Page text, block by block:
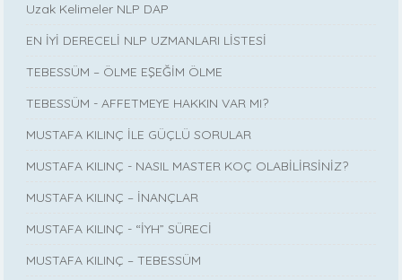
Uzak Kelimeler NLP DAP
EN İYİ DERECELİ NLP UZMANLARI LİSTESİ
TEBESSÜM – ÖLME EŞEĞİM ÖLME
TEBESSÜM - AFFETMEYE HAKKIN VAR MI?
MUSTAFA KILINÇ İLE GÜÇLÜ SORULAR
MUSTAFA KILINÇ - NASIL MASTER KOÇ OLABİLİRSİNİZ?
MUSTAFA KILINÇ – İNANÇLAR
MUSTAFA KILINÇ - “İYH” SÜRECİ
MUSTAFA KILINÇ – TEBESSÜM